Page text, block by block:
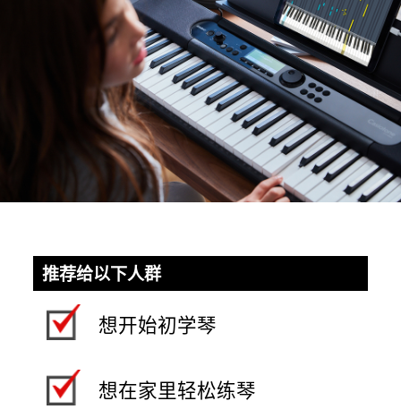
推荐给以下人群
想开始初学琴
想在家里轻松练琴